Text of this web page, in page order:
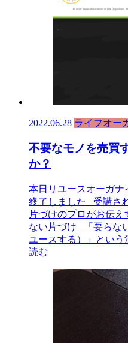
2022.06.28 ライフオー
不要なモノを売買
か？
本日リユースオーガナ
終了しました 受講さ
片づけのプロがお伝
ない片づけ 「要らな
ユースする）」とい
読む